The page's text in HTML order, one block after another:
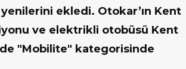
ekledi. Otokar’ın Kent
ve elektrikli otobüsü Kent
"Mobilite" kategorisinde